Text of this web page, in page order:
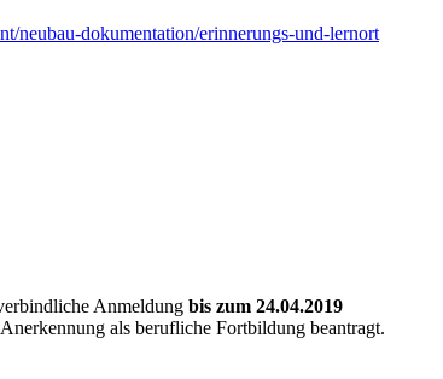
neubau-dokumentation/erinnerungs-und-lernort
Anmeldung bis zum 24.04.2019
als berufliche Fortbildung beantragt.